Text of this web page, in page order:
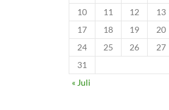
10
11 12 13
17
18 19 20
24
25 26 27
31
« Juli